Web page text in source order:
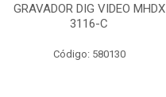
GRAVADOR DIG VIDEO MHDX
3116-C
Código: 580130